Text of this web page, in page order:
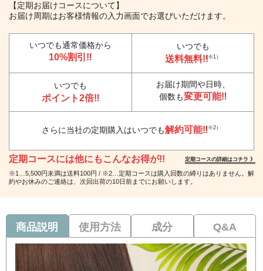
【定期お届けコースについて】
お届け周期はお客様情報の入力画面でお選びいただけます。
いつでも通常価格から
10%割引‼
いつでも
送料無料!!（※1）
いつでも
ポイント2倍‼
お届け期間や日時、
個数も変更可能‼
さらに当社の定期購入はいつでも解約可能‼（※2）
定期コースには他にもこんなお得が!! 定期コースの詳細はコチラ 》
※1…5,500円未満は送料100円 / ※2…定期コースは購入回数の縛りはありません。解
約やお休みのご連絡は、次回出荷の10日前までにお願いします。
商品説明 使用方法 成分 Q&A